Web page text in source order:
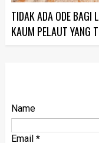
TIDAK ADA ODE BAGI
KAUM PELAUT YANG
Name
Email *